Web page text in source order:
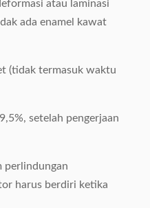
atau laminasi
ada enamel kawat
(tidak termasuk waktu
setelah pengerjaan
perlindungan
harus berdiri ketika